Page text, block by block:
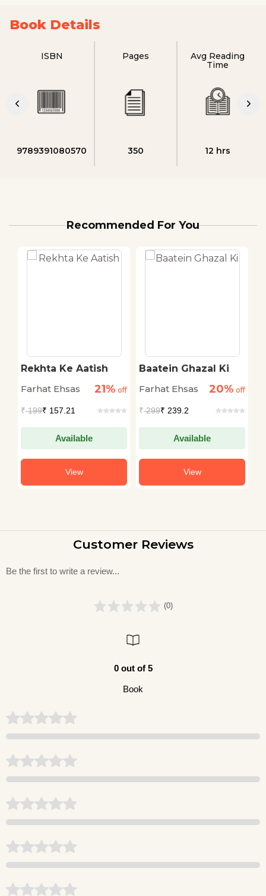
Book Details
ISBN
9789391080570
Pages
350
Avg Reading
Time
12 hrs
Recommended For You
Rekhta Ke Aatish
Farhat Ehsas
21% off
₹199₹ 157.21
Available
View
Baatein Ghazal Ki
Farhat Ehsas
20% off
₹299₹ 239.2
Available
View
Customer Reviews
Be the first to write a review...
(0)
0 out of 5
Book